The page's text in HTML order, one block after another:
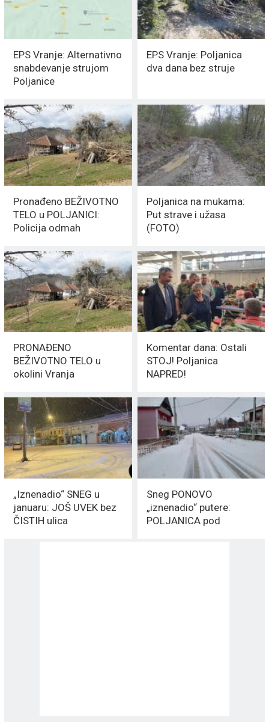
EPS Vranje: Alternativno
snabdevanje strujom
Poljanice
EPS Vranje: Poljanica
dva dana bez struje
Pronađeno BEŽIVOTNO
TELO u POLJANICI:
Policija odmah
Poljanica na mukama:
Put strave i užasa
(FOTO)
PRONAĐENO
BEŽIVOTNO TELO u
okolini Vranja
Komentar dana: Ostali
STOJ! Poljanica
NAPRED!
„Iznenadio“ SNEG u
januaru: JOŠ UVEK bez
ČISTIH ulica
Sneg PONOVO
„iznenadio“ putere:
POLJANICA pod